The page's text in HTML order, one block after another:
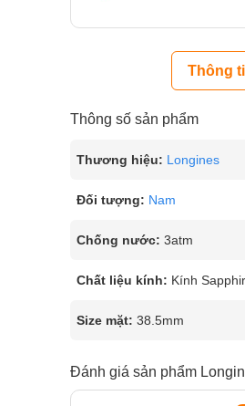
Thông
Thông số sản phẩm
Thương hiệu: Longines
Đối tượng: Nam
Chống nước: 3atm
Chất liệu kính: Kính
Size mặt: 38.5mm
Đánh giá sản phẩm